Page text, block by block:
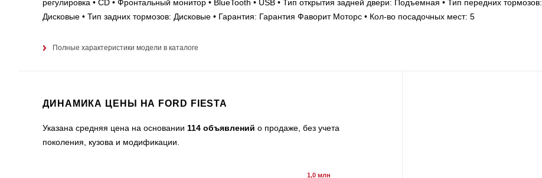
регулировка • CD • Фронтальный монитор • BlueTooth • USB • Тип открытия задней двери: Подъемная • Тип передних тормозов:
Дисковые • Тип задних тормозов: Дисковые • Гарантия: Гарантия Фаворит Моторс • Кол-во посадочных мест: 5
Полные характеристики модели в каталоге
ДИНАМИКА ЦЕНЫ НА FORD FIESTA
Указана средняя цена на основании 114 объявлений о продаже, без учета
поколения, кузова и модификации.
1,0 млн